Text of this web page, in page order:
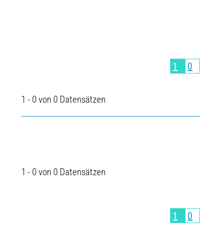
1 0
1 - 0 von 0 Datensätzen
1 - 0 von 0 Datensätzen
1 0